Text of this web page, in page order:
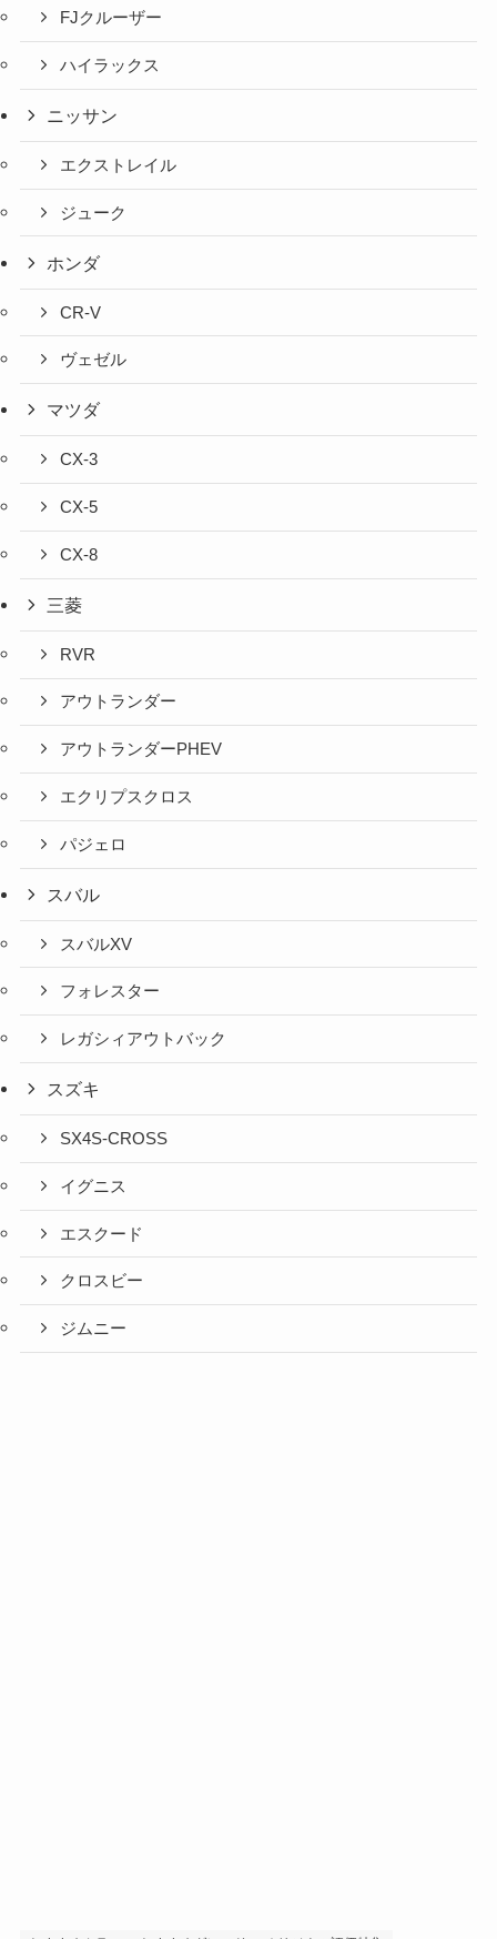
FJクルーザー
ハイラックス
ニッサン
エクストレイル
ジューク
ホンダ
CR-V
ヴェゼル
マツダ
CX-3
CX-5
CX-8
三菱
RVR
アウトランダー
アウトランダーPHEV
エクリプスクロス
パジェロ
スバル
スバルXV
フォレスター
レガシィアウトバック
スズキ
SX4S-CROSS
イグニス
エスクード
クロスビー
ジムニー